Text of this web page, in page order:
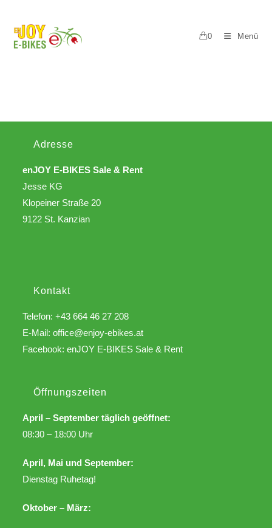
0 Menü
Adresse
enJOY E-BIKES Sale & Rent
Jesse KG
Klopeiner Straße 20
9122 St. Kanzian
Kontakt
Telefon: +43 664 46 27 208
E-Mail:office@enjoy-ebikes.at
Facebook:enJOY E-BIKES Sale & Rent
Öffnungszeiten
April – September täglich geöffnet:
08:30 – 18:00 Uhr
April, Mai und September:
Dienstag Ruhetag!
Oktober – März: